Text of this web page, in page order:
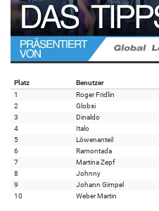
Platz Benutzer
1
Roger Fridlin
2
Globsi
3
Dinaldo
4
Italo
5
Löwenanteil
6
Ramontada
7
Martina Zepf
8
Johnny
9
Johann Gimpel
10
Weber Martin